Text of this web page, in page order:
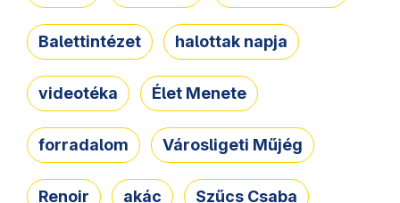
Balettintézet halottak napja
videotéka Élet Menete
forradalom Városligeti Műjég
Renoir akác Szűcs Csaba